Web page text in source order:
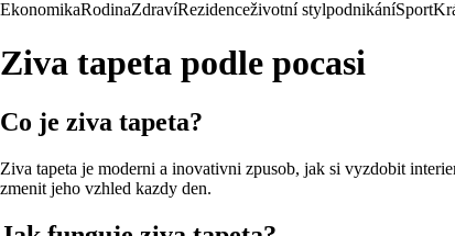
EkonomikaRodinaZdravíRezidenceživotní stylpodnikáníSport
Ziva tapeta podle pocasi
Co je ziva tapeta?
Ziva tapeta je moderni a inovativni zpusob, jak si vyzdobit
zmenit jeho vzhled kazdy den.